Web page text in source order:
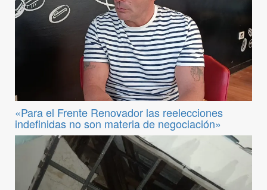
«Para el Frente Renovador las reelecciones
indefinidas no son materia de negociación»